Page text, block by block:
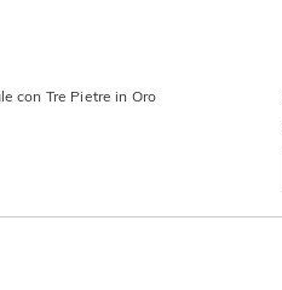
con Tre Pietre in Oro